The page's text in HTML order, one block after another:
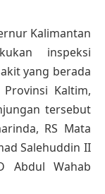
Kalimantan
inspeksi
yang berada
Kaltim,
tersebut
RS Mata
Salehuddin II
Abdul Wahab